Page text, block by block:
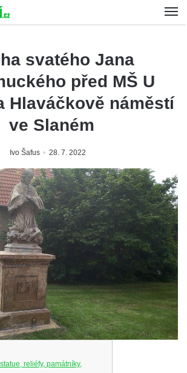
svatého Jana
před MŠ U
Hlaváčkově náměstí
ve Slaném
Ivo Šafus 28. 7. 2022
reliéfy, památníky,